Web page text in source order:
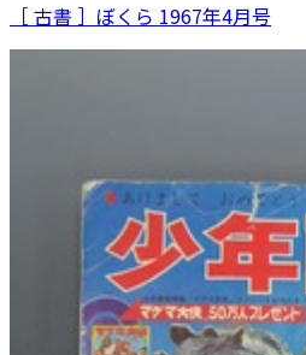
［ 古書 ］ぼくら 1967年4月号